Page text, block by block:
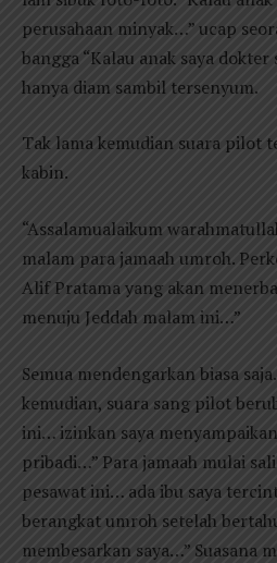
perusahaan minyak…” ucap
bangga “Kalau anak saya
hanya diam sambil tersenyum.
Tak lama kemudian suara pilot
kabin.
“Assalamualaikum
malam para jamaah umroh.
Alif Pratama yang akan
menuju Jeddah malam ini…”
Semua mendengarkan biasa
kemudian, suara sang pilot
ini… izinkan saya
pribadi…” Para jamaah mulai
pesawat ini… ada ibu saya
berangkat umroh setelah
membesarkan saya…” Suasana